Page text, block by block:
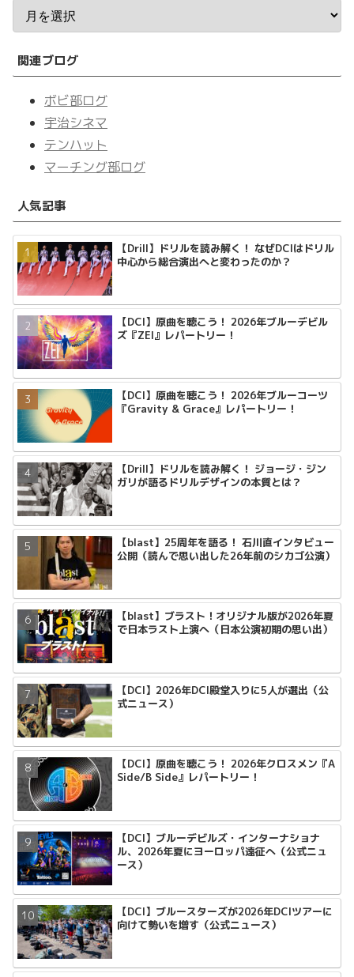
関連ブログ
ボビ部ログ
宇治シネマ
テンハット
マーチング部ログ
人気記事
【Drill】ドリルを読み解く！ なぜDCIはドリル
中心から総合演出へと変わったのか？
【DCI】原曲を聴こう！ 2026年ブルーデビル
ズ『ZEI』レパートリー！
【DCI】原曲を聴こう！ 2026年ブルーコーツ
『Gravity & Grace』レパートリー！
【Drill】ドリルを読み解く！ ジョージ・ジン
ガリが語るドリルデザインの本質とは？
【blast】25周年を語る！ 石川直インタビュー
公開（読んで思い出した26年前のシカゴ公演）
【blast】ブラスト！オリジナル版が2026年夏
で日本ラスト上演へ（日本公演初期の思い出）
【DCI】2026年DCI殿堂入りに5人が選出（公
式ニュース）
【DCI】原曲を聴こう！ 2026年クロスメン『A
Side/B Side』レパートリー！
【DCI】ブルーデビルズ・インターナショナ
ル、2026年夏にヨーロッパ遠征へ（公式ニュ
ース）
【DCI】ブルースターズが2026年DCIツアーに
向けて勢いを増す（公式ニュース）